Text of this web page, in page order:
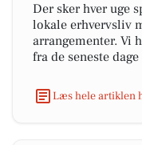
Der sker hver uge
lokale erhvervsliv
arrangementer. Vi
fra de seneste dage
Læs hele artiklen